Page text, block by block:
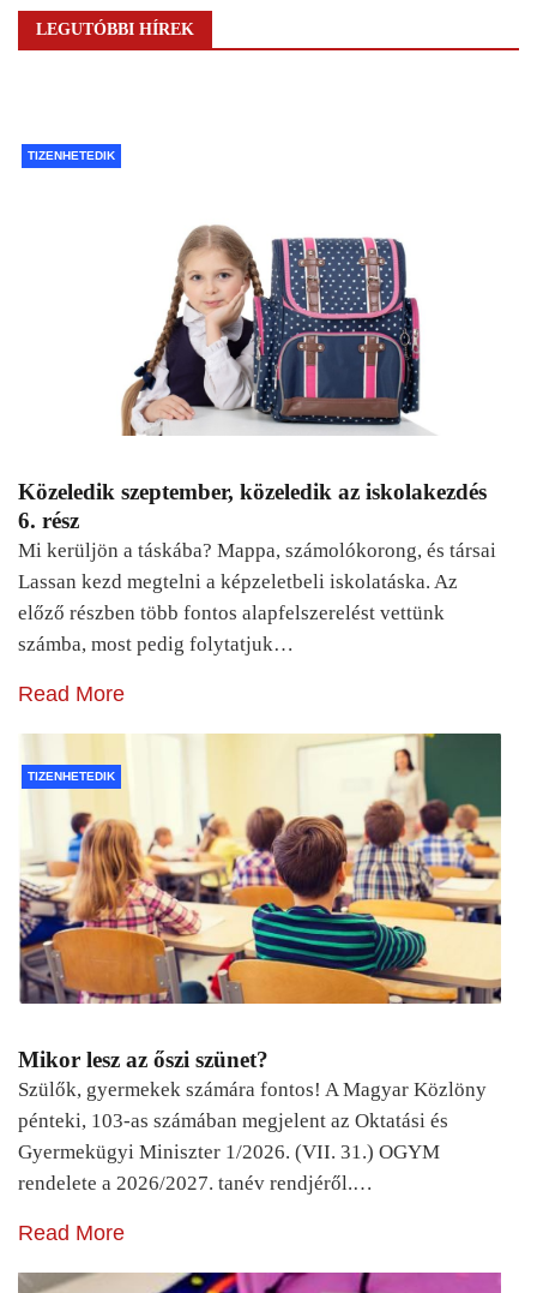
LEGUTÓBBI HÍREK
TIZENHETEDIK
Közeledik szeptember, közeledik az iskolakezdés
6. rész
Mi kerüljön a táskába? Mappa, számolókorong, és társai
Lassan kezd megtelni a képzeletbeli iskolatáska. Az
előző részben több fontos alapfelszerelést vettünk
számba, most pedig folytatjuk…
Read More
TIZENHETEDIK
Mikor lesz az őszi szünet?
Szülők, gyermekek számára fontos! A Magyar Közlöny
pénteki, 103-as számában megjelent az Oktatási és
Gyermekügyi Miniszter 1/2026. (VII. 31.) OGYM
rendelete a 2026/2027. tanév rendjéről.…
Read More